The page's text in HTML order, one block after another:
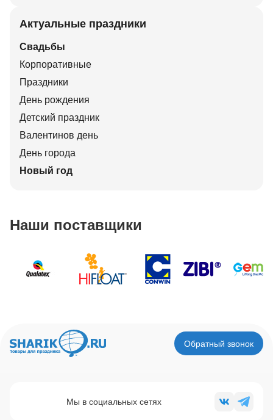
Актуальные праздники
Свадьбы
Корпоративные
Праздники
День рождения
Детский праздник
Валентинов день
День города
Новый год
Наши поставщики
Обратный звонок
Мы в социальных сетях